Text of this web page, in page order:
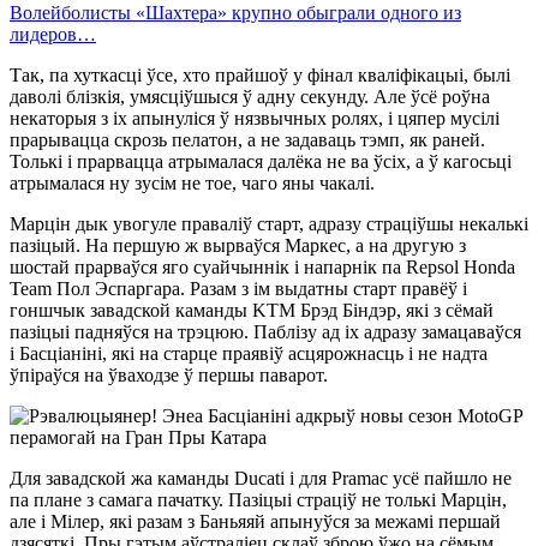
Волейболисты «Шахтера» крупно обыграли одного из
лидеров…
Так, па хуткасці ўсе, хто прайшоў у фінал кваліфікацыі, былі
даволі блізкія, умясціўшыся ў адну секунду. Але ўсё роўна
некаторыя з іх апынуліся ў нязвычных ролях, і цяпер мусілі
прарывацца скрозь пелатон, а не задаваць тэмп, як раней.
Толькі і прарвацца атрымалася далёка не ва ўсіх, а ў кагосьці
атрымалася ну зусім не тое, чаго яны чакалі.
Марцін дык увогуле праваліў старт, адразу страціўшы некалькі
пазіцый. На першую ж вырваўся Маркес, а на другую з
шостай прарваўся яго суайчыннік і напарнік па Repsol Honda
Team Пол Эспаргара. Разам з ім выдатны старт правёў і
гоншчык завадской каманды KTM Брэд Біндэр, які з сёмай
пазіцыі падняўся на трэцюю. Паблізу ад іх адразу замацаваўся
і Басціаніні, які на старце праявіў асцярожнасць і не надта
ўпіраўся на ўваходзе ў першы паварот.
Для завадской жа каманды Ducati і для Pramac усё пайшло не
па плане з самага пачатку. Пазіцыі страціў не толькі Марцін,
але і Мілер, які разам з Баньяяй апынуўся за межамі першай